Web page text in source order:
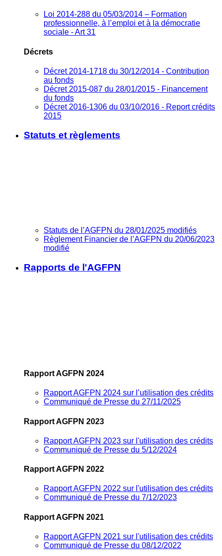
Loi 2014-288 du 05/03/2014 – Formation
professionnelle, à l’emploi et à la démocratie
sociale - Art 31
Décrets
Décret 2014-1718 du 30/12/2014 - Contribution
au fonds
Décret 2015-087 du 28/01/2015 - Financement
du fonds
Décret 2016-1306 du 03/10/2016 - Report crédits
2015
Statuts et règlements
Statuts de l’AGFPN du 28/01/2025 modifiés
Règlement Financier de l’AGFPN du 20/06/2023
modifié
Rapports de l'AGFPN
Rapport AGFPN 2024
Rapport AGFPN 2024 sur l’utilisation des crédits
Communiqué de Presse du 27/11/2025
Rapport AGFPN 2023
Rapport AGFPN 2023 sur l'utilisation des crédits
Communiqué de Presse du 5/12/2024
Rapport AGFPN 2022
Rapport AGFPN 2022 sur l'utilisation des crédits
Communiqué de Presse du 7/12/2023
Rapport AGFPN 2021
Rapport AGFPN 2021 sur l'utilisation des crédits
Communiqué de Presse du 08/12/2022